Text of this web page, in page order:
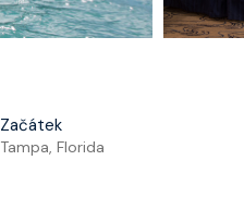
Začátek
Tampa, Florida